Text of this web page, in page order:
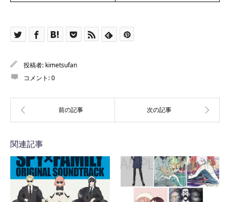
投稿者: kimetsufan
コメント:0
関連記事